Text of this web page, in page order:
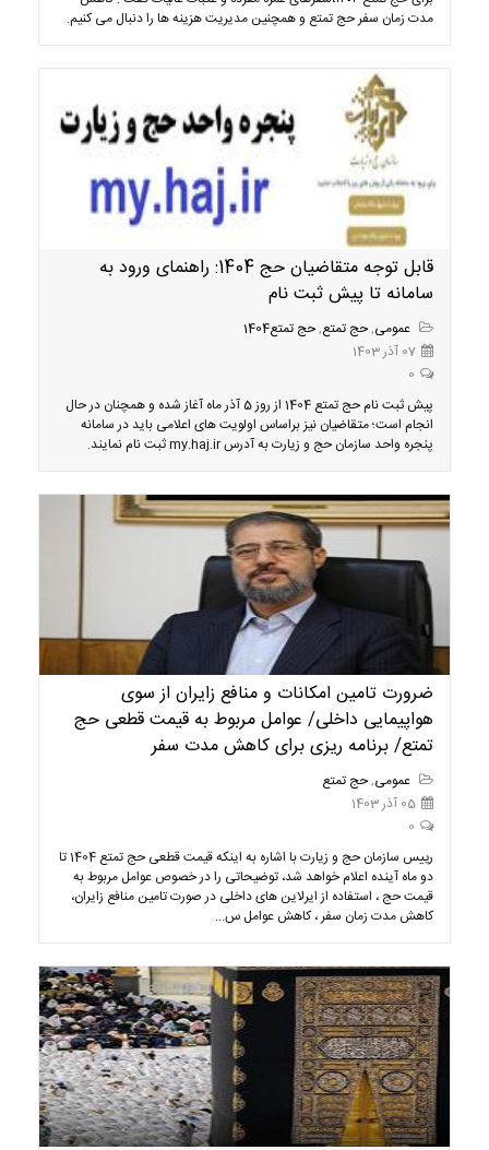
مدت زمان سفر حج تمتع و همچنین مدیریت هزینه ها را دنبال می کنیم.
قابل توجه متقاضیان حج 1404: راهنمای ورود به
سامانه تا پیش ثبت نام
عمومی,حج تمتع,حج تمتع1404
07 آذر 1403
0
پیش ثبت نام حج تمتع 1404 از روز 5 آذر ماه آغاز شده و همچنان در حال
انجام است؛ متقاضیان نیز براساس اولویت های اعلامی باید در سامانه
پنجره واحد سازمان حج و زیارت به آدرس my.haj.ir ثبت نام نمایند.
ضرورت تامین امکانات و منافع زایران از سوی
هواپیمایی داخلی/ عوامل مربوط به قیمت قطعی حج
تمتع/ برنامه ریزی برای کاهش مدت سفر
عمومی,حج تمتع
05 آذر 1403
0
رییس سازمان حج و زیارت با اشاره به اینکه قیمت قطعی حج تمتع 1404 تا
دو ماه آینده اعلام خواهد شد، توضیحاتی را در خصوص عوامل مربوط به
قیمت حج ، استفاده از ایرلاین های داخلی در صورت تامین منافع زایران،
کاهش مدت زمان سفر ، کاهش عوامل س...